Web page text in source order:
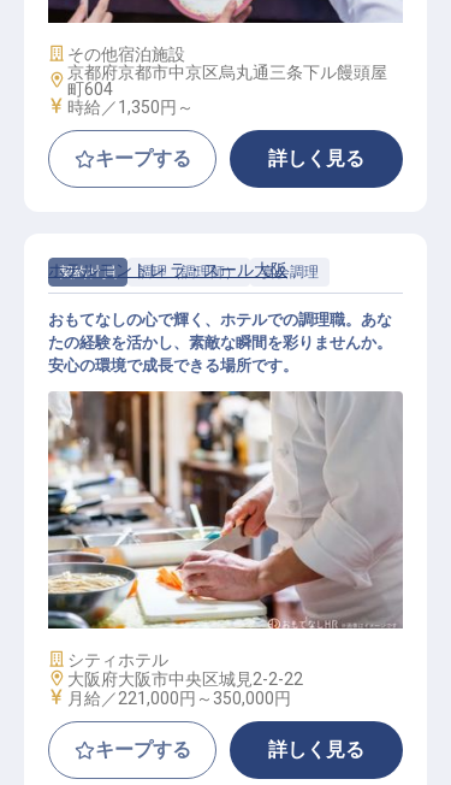
施設業態
その他宿泊施設
勤務地
京都府京都市中京区烏丸通三条下ル饅頭屋
町604
給与
時給／1,350円～
キープする 詳しく見る
契約社員 調理（調理師） 宴会調理
宴会調理スタッフ
ホテルモントレ ラ・スール大阪
おもてなしの心で輝く、ホテルでの調理職。あな
たの経験を活かし、素敵な瞬間を彩りませんか。
安心の環境で成長できる場所です。
施設業態
シティホテル
勤務地
大阪府大阪市中央区城見2-2-22
給与
月給／221,000円～ 350,000円
キープする 詳しく見る